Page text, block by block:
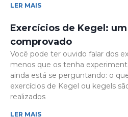
LER MAIS
Exercícios de Kegel:
comprovado
Você pode ter ouvido falar dos
menos que os tenha
ainda está se perguntando: o
exercícios de Kegel ou kegels
realizados
LER MAIS